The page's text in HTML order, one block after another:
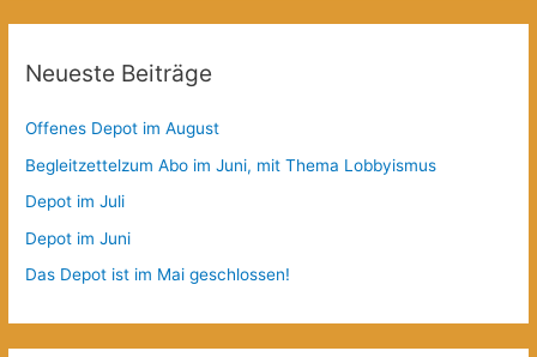
Neueste Beiträge
Offenes Depot im August
Begleitzettelzum Abo im Juni, mit Thema Lobbyismus
Depot im Juli
Depot im Juni
Das Depot ist im Mai geschlossen!